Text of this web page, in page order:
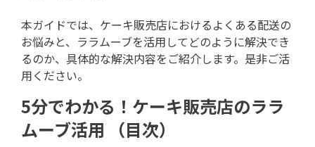
本ガイドでは、ケーキ販売店におけるよくある配送の
お悩みと、ララムーブを活用してどのように解決でき
るのか、具体的な解決内容をご紹介します。是非ご活
用ください。
5分でわかる！ケーキ販売店のララ
ムーブ活用 （目次）